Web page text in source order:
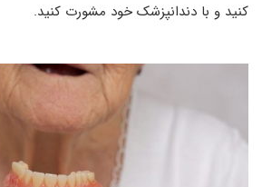
کنید و با دندانپزشک خود مشورت کنید.